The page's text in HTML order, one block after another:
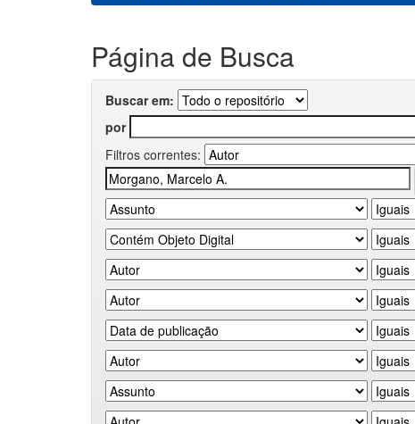
Página de Busca
Buscar em:
por
Filtros correntes: